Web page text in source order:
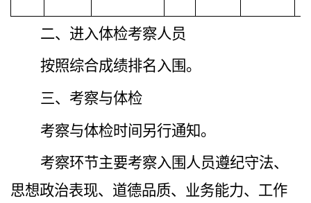
二、进入体检考察人员
按照综合成绩排名入围 。
三、 考察与体检
考察与体检时间另行通知。
考察环节主要考察入围人员遵纪守法、
思想政治表现、道德品质、业务能力、工作